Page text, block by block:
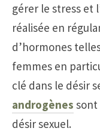
gérer le stress et
réalisée en
d’hormones
femmes en
clé dans le désir
androgènes sont
désir sexuel.